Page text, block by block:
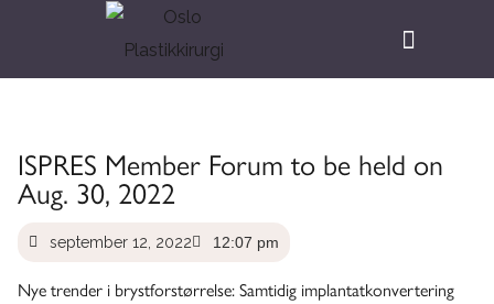
ISPRES Member Forum to be held on
Aug. 30, 2022
september 12, 2022 12:07 pm
Nye trender i brystforstørrelse: Samtidig implantatkonvertering